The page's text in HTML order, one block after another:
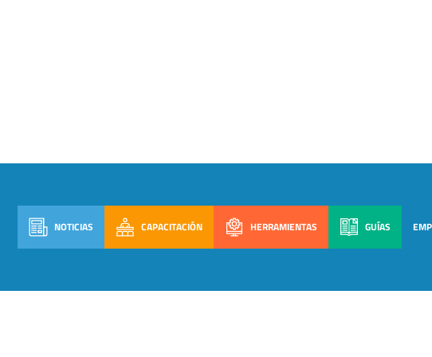
NOTICIAS CAPACITACIÓN HERRAMIENTAS GUÍAS